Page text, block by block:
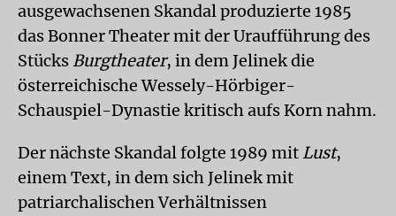
ausgewachsenen Skandal produzierte 1985
das Bonner Theater mit der Uraufführung des
Stücks Burgtheater, in dem Jelinek die
österreichische Wessely-Hörbiger-
Schauspiel-Dynastie kritisch aufs Korn nahm.
Der nächste Skandal folgte 1989 mit Lust,
einem Text, in dem sich Jelinek mit
patriarchalischen Verhältnissen